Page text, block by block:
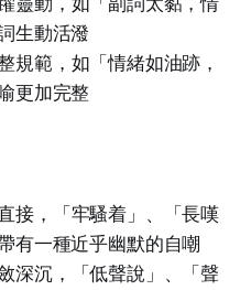
生動活潑
規範，如「情緒如油跡，
更加完整
接，「牢騷着」、「長嘆
有一種近乎幽默的自嘲
深沉，「低聲說」、「聲